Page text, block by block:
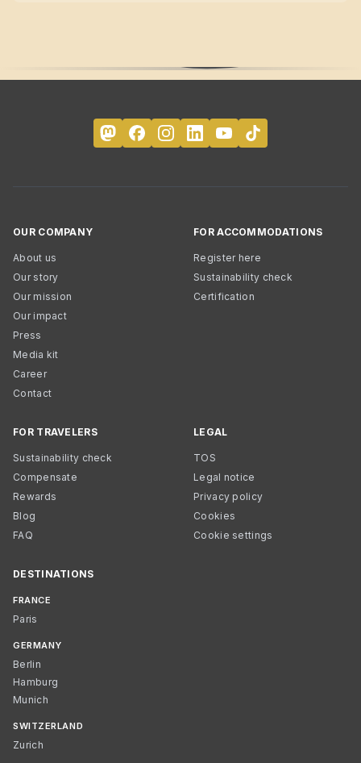
OUR COMPANY
About us
Our story
Our mission
Our impact
Press
Media kit
Career
Contact
FOR ACCOMMODATIONS
Register here
Sustainability check
Certification
FOR TRAVELERS
Sustainability check
Compensate
Rewards
Blog
FAQ
LEGAL
TOS
Legal notice
Privacy policy
Cookies
Cookie settings
DESTINATIONS
FRANCE
Paris
GERMANY
Berlin
Hamburg
Munich
SWITZERLAND
Zurich